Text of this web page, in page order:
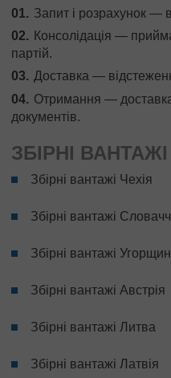
Запит і розрахунок —
Консолідація —
партій.
Доставка —
Отримання —
документів.
ЗБІРНІ
Збірні вантажі Чехія
Збірні вантажі
Збірні вантажі
Збірні вантажі Австрія
Збірні вантажі Литва
Збірні вантажі Латвія